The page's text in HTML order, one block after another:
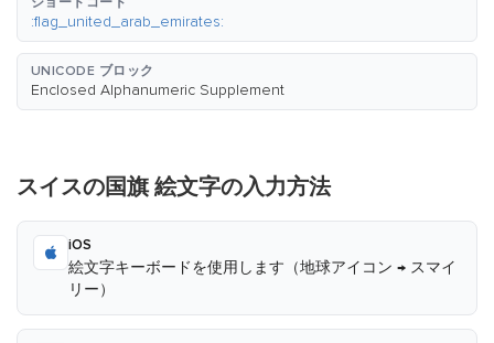
:flag_united_arab_emirates:
UNICODE ブロック
Enclosed Alphanumeric Supplement
スイスの国旗 絵文字の入力方法
iOS
絵文字キーボードを使用します（地球アイコン → スマイ
リー）